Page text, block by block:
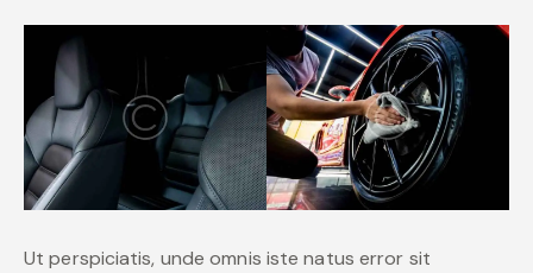
Ut perspiciatis, unde omnis iste natus error sit